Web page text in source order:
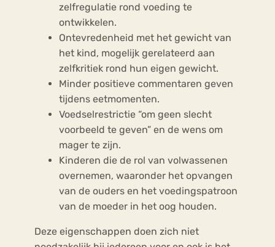
zelfregulatie rond voeding te
ontwikkelen.
Ontevredenheid met het gewicht van
het kind, mogelijk gerelateerd aan
zelfkritiek rond hun eigen gewicht.
Minder positieve commentaren geven
tijdens eetmomenten.
Voedselrestrictie “om geen slecht
voorbeeld te geven” en de wens om
mager te zijn.
Kinderen die de rol van volwassenen
overnemen, waaronder het opvangen
van de ouders en het voedingspatroon
van de moeder in het oog houden.
Deze eigenschappen doen zich niet